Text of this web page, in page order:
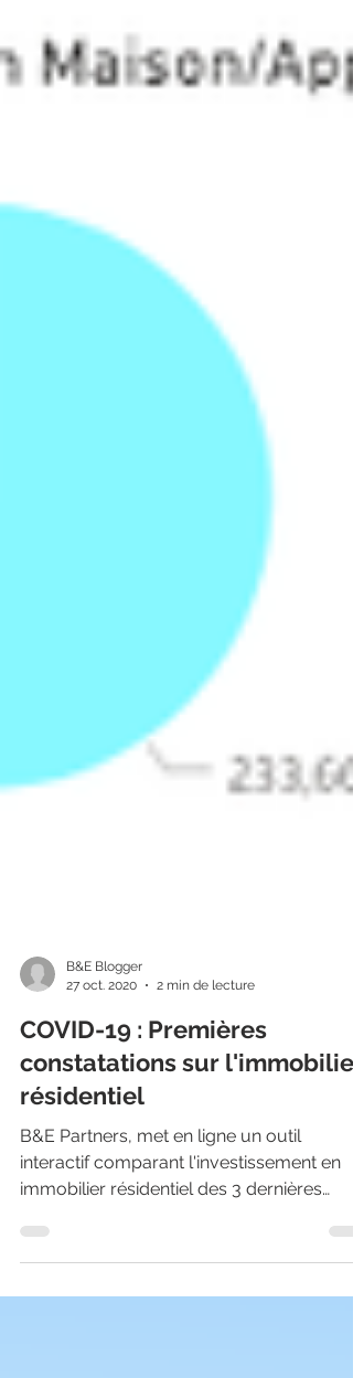
B&E Blogger
27 oct. 2020
2 min de lecture
constatations sur l'immobilier
résidentiel
B&E Partners, met en ligne un outil
années.